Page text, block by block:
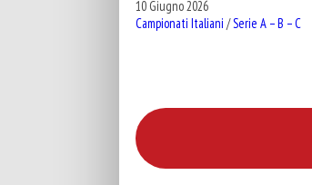
10 Giugno 2026
Campionati Italiani /Serie A – B – C